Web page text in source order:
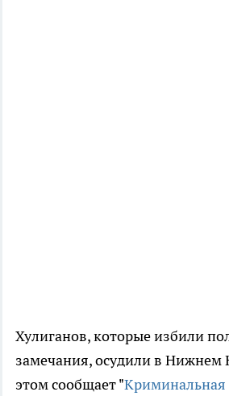
Хулиганов, которые избили
замечания, осудили в Нижнем
этом сообщает "Криминальная